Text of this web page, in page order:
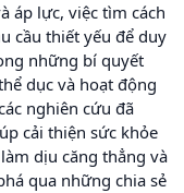
áp lực, việc tìm cách
cầu thiết yếu để duy
những bí quyết
dục và hoạt động
nghiên cứu đã
cải thiện sức khỏe
dịu căng thẳng và
qua những chia sẻ